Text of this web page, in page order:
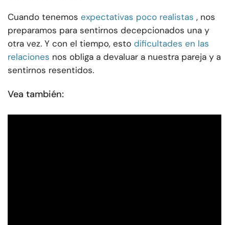
Cuando tenemos expectativas poco realistas , nos
preparamos para sentirnos decepcionados una y
otra vez. Y con el tiempo, esto dificultades en las
relaciones nos obliga a devaluar a nuestra pareja y a
sentirnos resentidos.
Vea también: